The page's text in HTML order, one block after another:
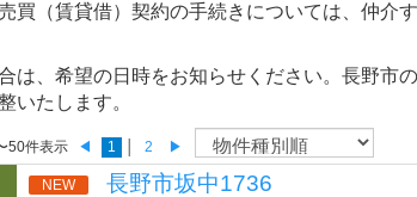
買（賃貸借）契約の手続きについては、仲介
は、希望の日時をお知らせください。長野市
いたします。
50件表示 ◀ 1 2 ▶
NEW 長野市坂中1736